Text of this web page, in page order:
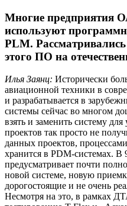
Многие предприятия
используют
PLM.
этого ПО на
Илья Заянц: Исторически
авиационной техники в
и разрабатывается в
системы сейчас во многом
взять и заменить систему
проектов так просто не
данных проектов,
хранится в PDM-системах. В
предусматривает почти
новой системе, новую
дорогостоящие и не очень
Несмотря на это, в рамках